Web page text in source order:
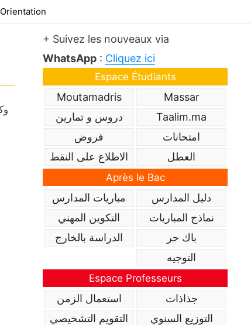
Orientation
+ Suivez les nouveaux via
WhatsApp : Cliquez ici
Espace Étudiants
Massar
Moutamadris
Taalim.ma
دروس و تمارين
امتحانات
فروض
العطل
الاطلاع على النقط
Après le Bac
دليل المدارس
مباريات المدارس
نماذج المباريات
التكوين المهني
باك حر
الدراسة بالخارج
التوجيه
Espace Professeurs
جذاذات
استعمال الزمن
التوزيع السنوي
التقويم التشخيصي